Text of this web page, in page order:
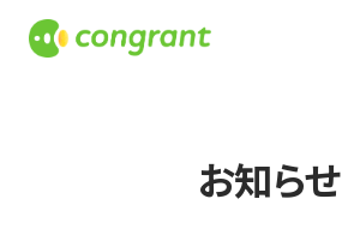
お知らせ